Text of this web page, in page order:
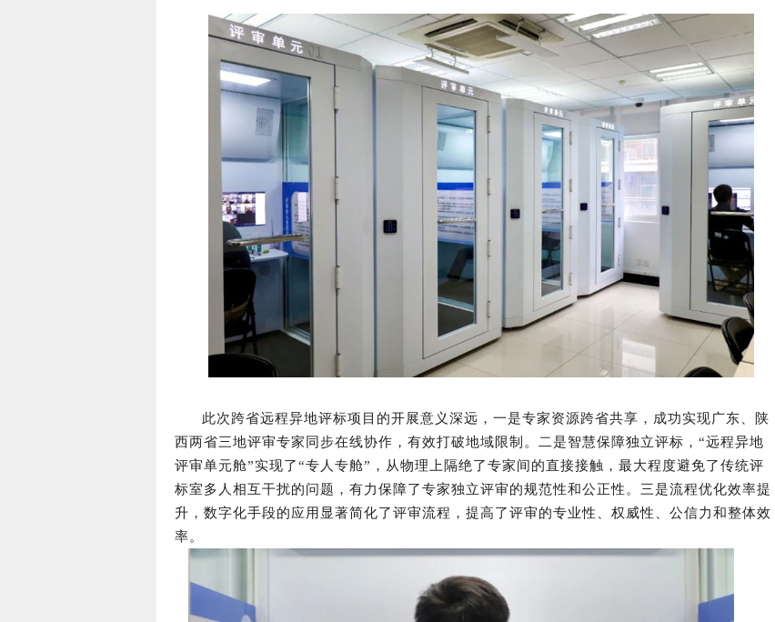
此次跨省远程异地评标项目的开展意义深远，一是专家资源跨省共享，成功实现广东、陕
西两省三地评审专家同步在线协作，有效打破地域限制。二是智慧保障独立评标，“远程异地
评审单元舱”实现了“专人专舱”，从物理上隔绝了专家间的直接接触，最大程度避免了传统评
标室多人相互干扰的问题，有力保障了专家独立评审的规范性和公正性。三是流程优化效率提
升，数字化手段的应用显著简化了评审流程，提高了评审的专业性、权威性、公信力和整体效
率。